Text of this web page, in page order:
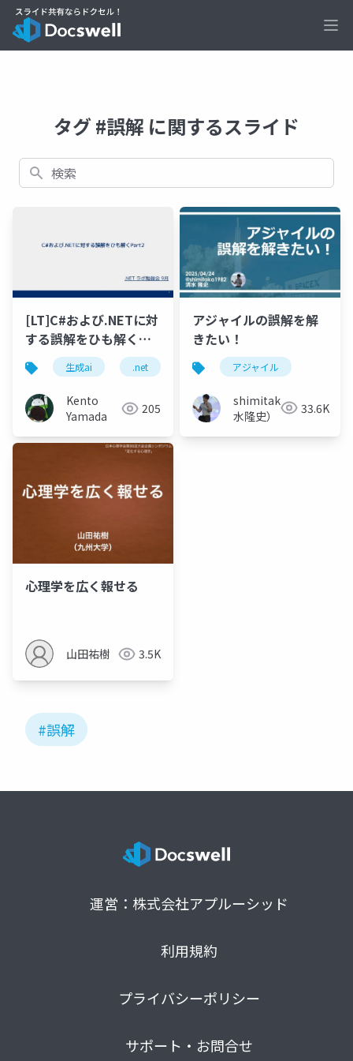
タグ #誤解 に関するスライド
検索
[LT]C#および.NETに対
する誤解をひも解く
Part2 生成ai .net
Kento
Yamada
205
アジャイルの誤解を解
きたい！
アジャイル
shimitaka（清
水隆史）
33.6K
心理学を広く報せる
山田祐樹 3.5K
#誤解
運営：株式会社アプルーシッド
利用規約
プライバシーポリシー
サポート・お問合せ